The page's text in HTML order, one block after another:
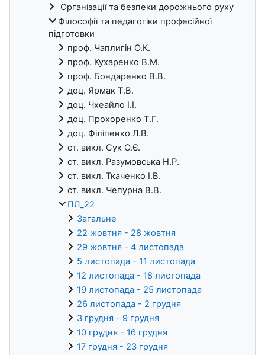
Організації та безпеки дорожнього руху
Філософії та педагогіки професійної
підготовки
проф. Чаплигін О.К.
проф. Кухаренко В.М.
проф. Бондаренко В.В.
доц. Ярмак Т.В.
доц. Чхеайло І.І.
доц. Прохоренко Т.Г.
доц. Філіпенко Л.В.
ст. викл. Сук О.Є.
ст. викл. Разумовська Н.Р.
ст. викл. Ткаченко І.В.
ст. викл. Чепурна В.В.
ПЛ_22
Загальне
22 жовтня - 28 жовтня
29 жовтня - 4 листопада
5 листопада - 11 листопада
12 листопада - 18 листопада
19 листопада - 25 листопада
26 листопада - 2 грудня
3 грудня - 9 грудня
10 грудня - 16 грудня
17 грудня - 23 грудня